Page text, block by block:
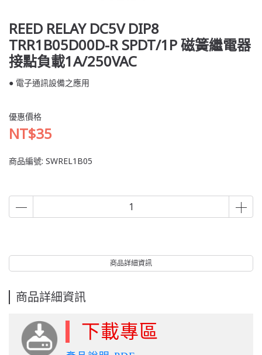
REED RELAY DC5V DIP8
TRR1B05D00D-R SPDT/1P 磁簧繼電器
接點負載1A/250VAC
● 電子通訊設備之應用
優惠價格
NT$35
商品編號: SWREL1B05
商品詳細資訊
商品詳細資訊
下載專區